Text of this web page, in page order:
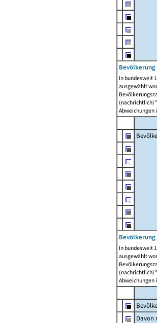
In bundesweit
ausgewählt
Abweichungen
In bundesweit
ausgewählt
Abweichungen
Davon